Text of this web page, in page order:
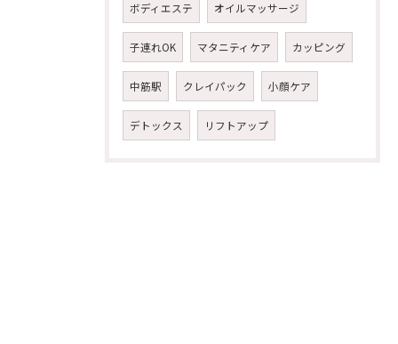
ボディエステ オイルマッサージ
子連れOK マタニティケア カッピング
中筋駅 クレイパック 小顔ケア
デトックス リフトアップ